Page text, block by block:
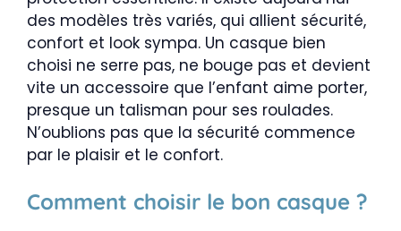
des modèles très variés, qui allient sécurité,
confort et look sympa. Un casque bien
choisi ne serre pas, ne bouge pas et devient
vite un accessoire que l’enfant aime porter,
presque un talisman pour ses roulades.
N’oublions pas que la sécurité commence
par le plaisir et le confort.
Comment choisir le bon casque ?